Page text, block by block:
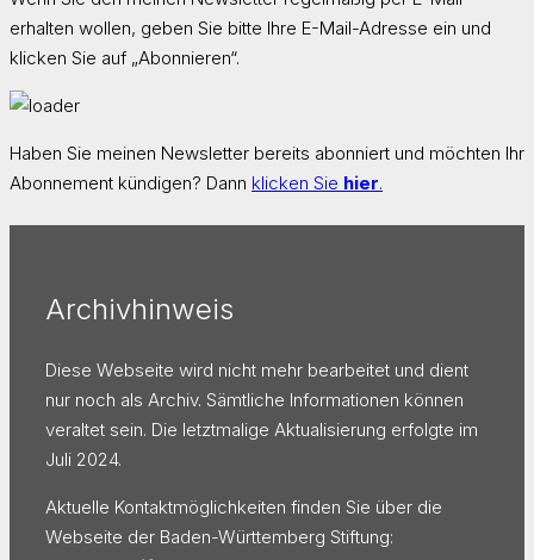
erhalten wollen, geben Sie bitte Ihre E-Mail-Adresse ein und
klicken Sie auf „Abonnieren“.
Haben Sie meinen Newsletter bereits abonniert und möchten Ihr
Abonnement kündigen? Dann klicken Sie hier.
Archivhinweis
Diese Webseite wird nicht mehr bearbeitet und dient
nur noch als Archiv. Sämtliche Informationen können
veraltet sein. Die letztmalige Aktualisierung erfolgte im
Juli 2024.
Aktuelle Kontaktmöglichkeiten finden Sie über die
Webseite der Baden-Württemberg Stiftung: